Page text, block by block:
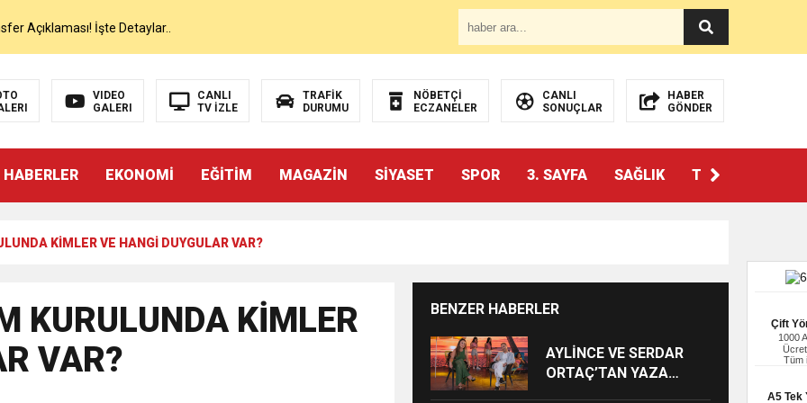
Çift
1000
Tüm
A5 Tek
Açıklaması! İşte Detaylar..
İlk Sözleri!
Yayında Transferi Açıkladı
Resmen KAP’a Bildirdi
Salah Transferini Tamamladı
VIDEO
GALERI
CANLI
TV İZLE
TRAFİK
DURUMU
NÖBETÇİ
ECZANELER
CANLI
SONUÇLAR
HABER
GÖNDER
HABERLER EKONOMİ EĞİTİM MAGAZİN SİYASET SPOR 3. SAYFA SAĞLIK TEKNOLOJİ
KİMLER VE HANGİ DUYGULAR VAR?
KURULUNDA KİMLER
VAR?
BENZER HABERLER
AYLİNCE VE SERDAR
ORTAÇ’TAN YAZA